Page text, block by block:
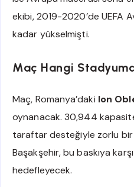
ekibi, 2019-2020’de UEFA
kadar yükselmişti.
Maç Hangi
Maç, Romanya’daki Ion
oynanacak. 30,944
taraftar desteğiyle zorlu
Başakşehir, bu baskıya
hedefleyecek.